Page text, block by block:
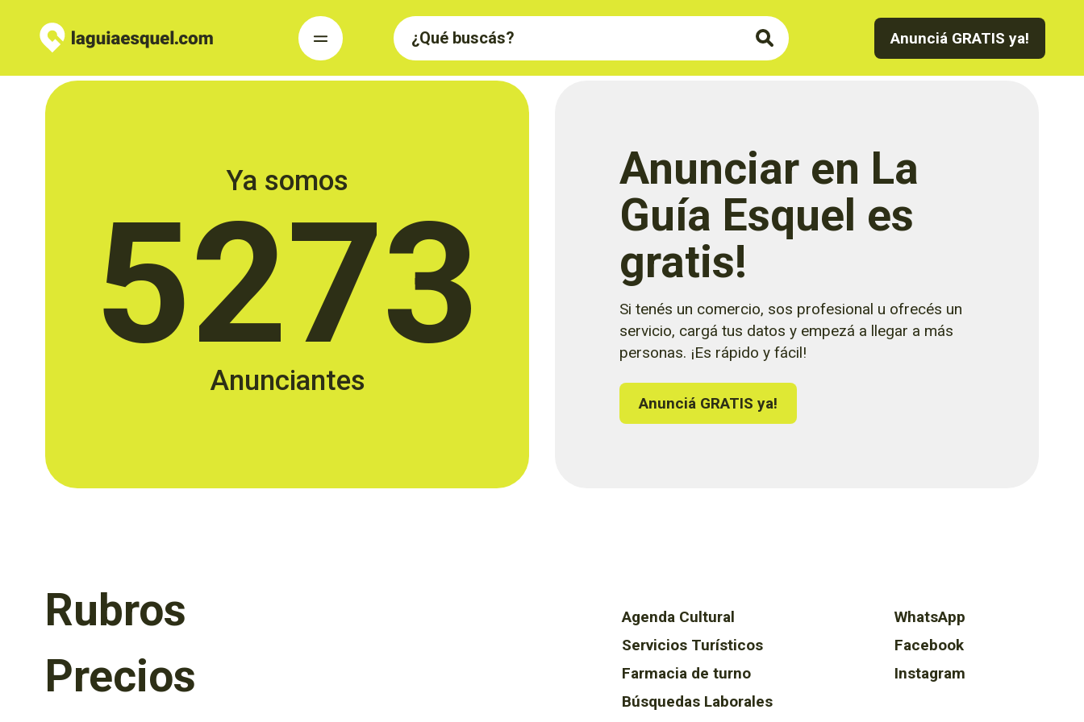
Anunciá GRATIS ya!
Ya somos
5273
Anunciantes
Anunciar en La
Guía Esquel es
gratis!
Si tenés un comercio, sos profesional u ofrecés un
servicio, cargá tus datos y empezá a llegar a más
personas. ¡Es rápido y fácil!
Anunciá GRATIS ya!
Rubros
Precios
Agenda Cultural
Servicios Turísticos
Farmacia de turno
Búsquedas Laborales
WhatsApp
Facebook
Instagram